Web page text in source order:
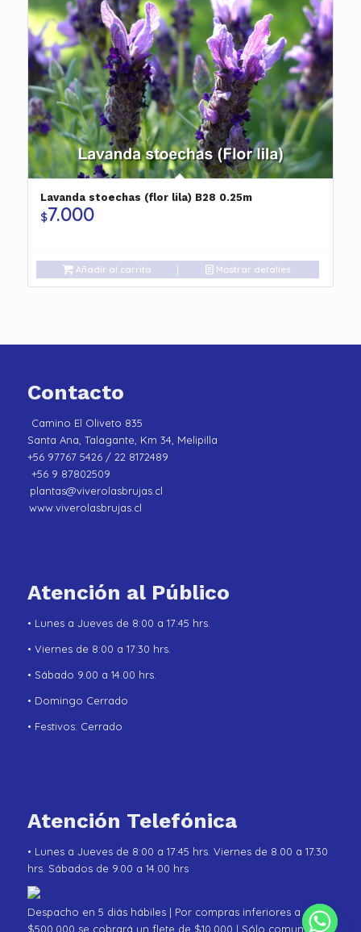
Lavanda stoechas (flor lila) B28 0.25m
$7.000
Añadir al carrito Mostrar detalles
Contacto
Camino El Oliveto 835
Santa Ana, Talagante, Km 34, Melipilla
+56 97767 5426 / 22 8172489
+56 9 87802509
plantas@viverolasbrujas.cl
www.viverolasbrujas.cl
Atención al Público
• Lunes a Jueves de 8:00 a 17:45 hrs.
• Viernes de 8:00 a 17:30 hrs.
• Sábado 9.00 a 14.00 hrs.
• Domingo Cerrado
• Festivos: Cerrado
Atención Telefónica
• Lunes a Jueves de 8:00 a 17:45 hrs. Viernes de 8.00 a 17.30
hrs. Sábados de 9.00 a 14.00 hrs
Despacho en 5 diás hábiles | Por compras inferiores a
$500.000 se cobrará un flete de $10.000 | Sólo comunas de